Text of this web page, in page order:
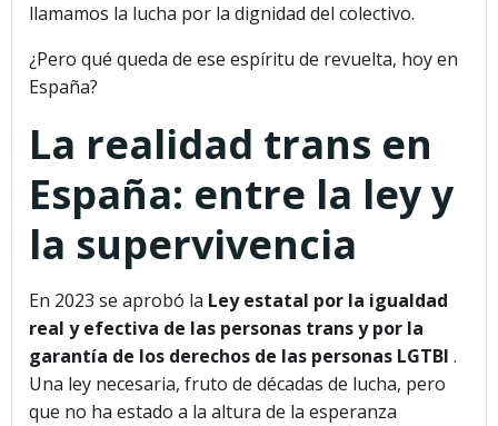
llamamos la lucha por la dignidad del colectivo.
¿Pero qué queda de ese espíritu de revuelta, hoy en
España?
La realidad trans en
España: entre la ley y
la supervivencia
En 2023 se aprobó la Ley estatal por la igualdad
real y efectiva de las personas trans y por la
garantía de los derechos de las personas LGTBI .
Una ley necesaria, fruto de décadas de lucha, pero
que no ha estado a la altura de la esperanza